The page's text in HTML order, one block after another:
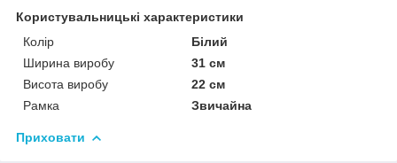
Користувальницькі характеристики
Колір
Білий
Ширина виробу
31 см
Висота виробу
22 см
Рамка
Звичайна
Приховати